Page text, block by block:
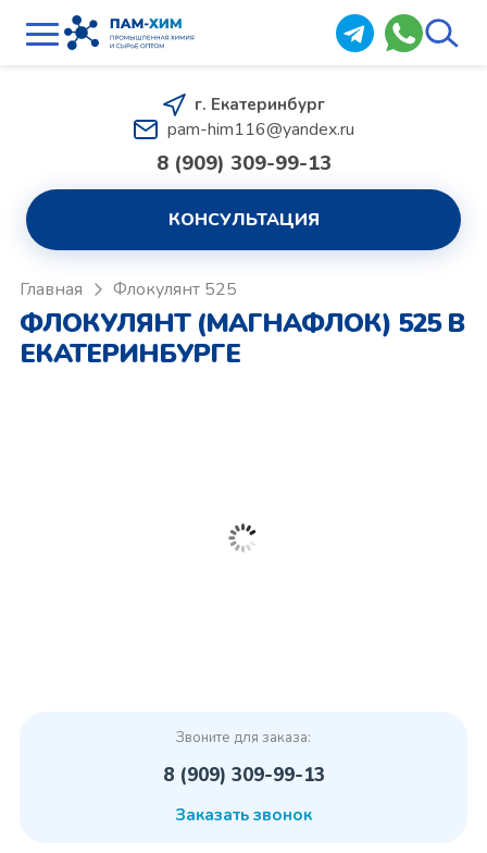
г. Екатеринбург
pam-him116@yandex.ru
8 (909) 309-99-13
КОНСУЛЬТАЦИЯ
Главная Флокулянт 525
ФЛОКУЛЯНТ (МАГНАФЛОК) 525 В
ЕКАТЕРИНБУРГЕ
Звоните для заказа:
8 (909) 309-99-13
Заказать звонок